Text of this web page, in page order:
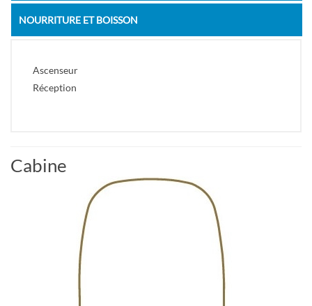
NOURRITURE ET BOISSON
Ascenseur
Réception
Cabine